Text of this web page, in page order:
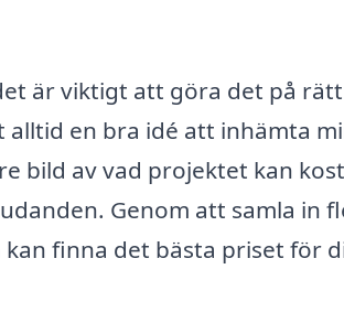
är viktigt att göra det på rätt
en bra idé att inhämta
bild av vad projektet kan
Genom att samla in
finna det bästa priset för